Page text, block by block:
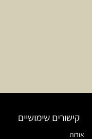
קישורים שימושיים
אודות